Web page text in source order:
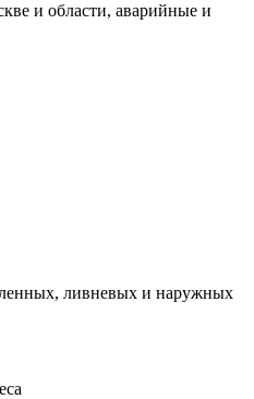
и области, аварийные и
ливневых и наружных